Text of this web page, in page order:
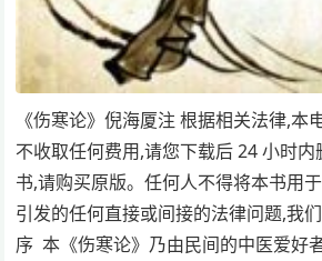
《伤寒论》倪海厦注 根据相关法律,本
不收取任何费用,请您下载后 24 小时
书,请购买原版。任何人不得将本书用
引发的任何直接或间接的法律问题,我
序 本《伤寒论》乃由民间的中医爱好